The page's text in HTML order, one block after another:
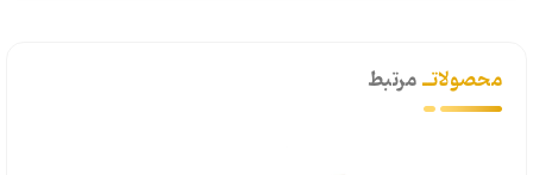
محصولاتــمرتبط